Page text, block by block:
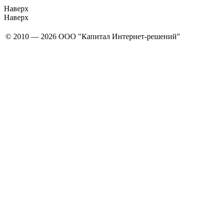
Наверх
Наверх
© 2010 — 2026 ООО "Капитал Интернет-решений"